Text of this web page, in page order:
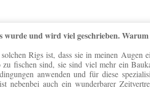
wurde und wird viel geschrieben. Warum
Rigs ist, dass sie in meinen Augen
fischen sind, sie sind viel mehr ein
anwenden und für diese
nebenbei auch ein wunderbarer